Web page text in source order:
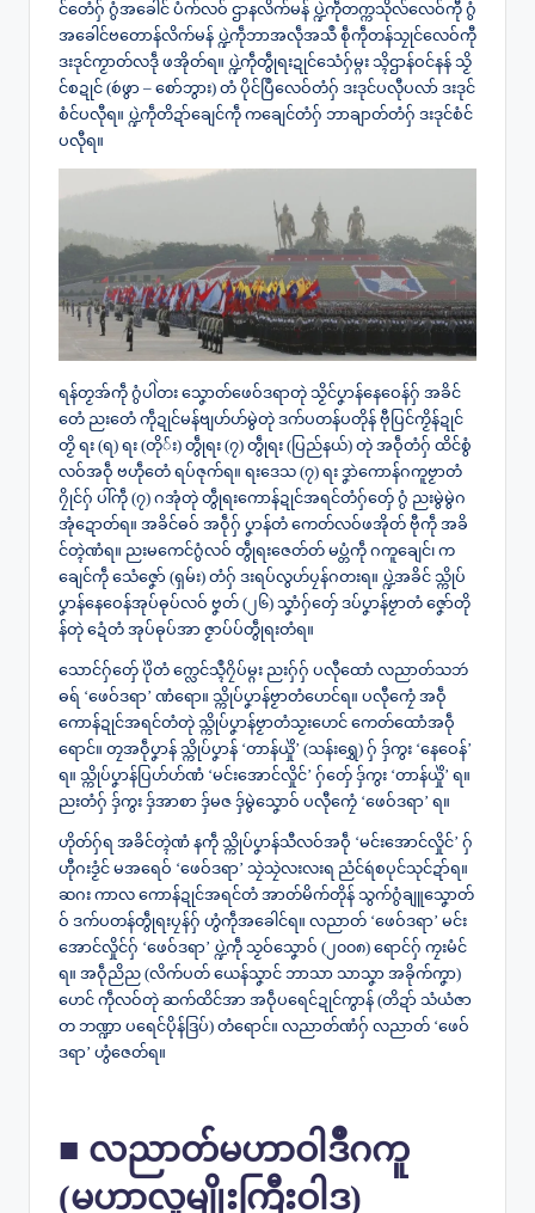
င်တေံဂှ် ဂွံအခေါင် ပံက်လဝ် ဌာနလိက်မန် ပ္ဍဲကဵုတက္ကသိုလ်လေဝ်ကီု ဂွံ
အခေါင်ဗတောန်လိက်မန် ပ္ဍဲကဵုဘာအလဵုအသဳ စဵုကဵုတန်သၠုင်လေဝ်ကီု
ဒးဒုင်ကၟာတ်လဒဵု ဖအိုတ်ရ။ ပ္ဍဲကဵုတွဵုရးဍုင်သေံဂှ်မ္ဂး သ္ၚိဌာန်ဝင်နန် သၟိ
င်စဍုင် (စဴဖွာ – စော်ဘွား) တံ ပိုင်ပြဳလေဝ်တံဂှ် ဒးဒုင်ပလီုပလာ် ဒးဒုင်
စံင်ပလီုရ။ ပ္ဍဲကဵုတိဍာ်ချေင်ကဵု ကချေင်တံဂှ် ဘာချာတ်တံဂှ် ဒးဒုင်စံင်
ပလီုရ။
ရန်တၟအ်ကဵု ဂွံပါဲတး သၞောတ်ဖေဝ်ဒရာတုဲ သၟိင်ပၞာန်နေဝေန်ဂှ် အခိင်
တေံ ညးတေံ ကဵုဍုင်မန်ဗျဟ်ဟ်မွဲတုဲ ဒက်ပတန်ပတိုန် ဗီုပြင်ကၟိန်ဍုင်
တၟိ ရး (ရ) ရး (တို်း) တွဵုရး (၇) တွဵုရး (ပြည်နယ်) တုဲ အဝဵုတံဂှ် ထိင်စွံ
လဝ်အဝဵု ဗဟဵုတေံ ရပ်ဇုက်ရ။ ရးဒေသ (၇) ရး ဒၞာဲကောန်ဂကူဗၟာတံ
ဂၠိုင်ဂှ် ပါ်ကဵု (၇) ဂအုံတုဲ တွဵုရးကောန်ဍုင်အရင်တံဂှ်တှ်ေ ဂွံ ညးမွဲမွဲဂ
အုံဍောတ်ရ။ အခိင်ဓဝ် အဝဵုဂှ် ပၞာန်တံ ကေတ်လဝ်ဖအိုတ် ဗီုကဵု အခိ
င်တ္ၚဲဏံရ။ ညးမကေင်ဂွံလဝ် တွဵုရးဇေတ်တ် မပ္တံကဵု ဂကူချေင်၊ က
ချေင်ကဵု သေံဇၞော် (ရှမ်း) တံဂှ် ဒးရပ်လွဟ်ပၠန်ဂတးရ။ ပ္ဍဲအခိင် သ္ကိုပ်
ပၞာန်နေဝေန်အုပ်ဓုပ်လဝ် ဗၞတ် (၂၆) သၞာံဂှ်တှ်ေ ဒပ်ပၞာန်ဗၟာတံ ဇၞော်တို
န်တုဲ ဍေံတံ အုပ်ဓုပ်အာ ဇၟာပ်ပ်တွဵုရးတံရ။
သောင်ဂှ်တှ်ေ ပိုဲတံ က္လေင်သ္ၚဳဂၠိပ်မ္ဂး ညးဂှ်ဂှ် ပလီုထောံ လညာတ်သဘဴ
ဓရ် ‘ဖေဝ်ဒရာ’ ဏံရော။ သ္ကိုပ်ပၞာန်ဗၟာတံဟေင်ရ။ ပလီုကၠေံ အဝဵု
ကောန်ဍုင်အရင်တံတုဲ သ္ကိုပ်ပၞာန်ဗၟာတံသၟးဟေင် ကေတ်ထောံအဝဵု
ရောင်။ တၠအဝဵုပၞာန် သ္ကိုပ်ပၞာန် ‘တာန်ယှိုဲ’ (သန်းရွှေ) ဂှ် ဒှ်ကွး ‘နေဝေန်’
ရ။ သ္ကိုပ်ပၞာန်ပြဟ်ဟ်ဏံ ‘မင်းအောင်လှိုင်’ ဂှ်တှ်ေ ဒှ်ကွး ‘တာန်ယှိုဲ’ ရ။
ညးတံဂှ် ဒှ်ကွး ဒှ်အာစာ ဒှ်မဇ ဒှ်မွဲသၞောဝ် ပလီုကၠေံ ‘ဖေဝ်ဒရာ’ ရ။
ဟိုတ်ဂှ်ရ အခိင်တ္ၚဲဏံ နကဵု သ္ကိုပ်ပၞာန်သီလဝ်အဝဵု ‘မင်းအောင်လှိုင်’ ဂှ်
ဟီုဂးဒၟံင် မအရေဝ် ‘ဖေဝ်ဒရာ’ သၠဲသၠဲလးလးရ ညံင်ရဴစပုင်သုင်ဍာ်ရ။
ဆဂး ကာလ ကောန်ဍုင်အရင်တံ အာတ်မိက်တိုန် သွက်ဂွံချူသၞောတ်
ဝ် ဒက်ပတန်တွဵုရးပၠန်ဂှ် ဟွံကဵုအခေါင်ရ။ လညာတ် ‘ဖေဝ်ဒရာ’ မင်း
အောင်လှိုင်ဂှ် ‘ဖေဝ်ဒရာ’ ပ္ဍဲကဵု သၟဝ်သၞောဝ် (၂၀၀၈) ရောင်ဂှ် ကၠးမံင်
ရ။ အဝဵုညိည (လိက်ပတ် ယေန်သၞာင် ဘာသာ သာသၞာ အခိုက်ကၞာ)
ဟေင် ကဵုလဝ်တုဲ ဆက်ထိင်အာ အဝဵုပရေင်ဍုင်ကွာန် (တိဍာ် သံယံဇာ
တ ဘဏ္ဍာ ပရေင်ပိုန်ဒြပ်) တံရောင်။ လညာတ်ဏံဂှ် လညာတ် ‘ဖေဝ်
ဒရာ’ ဟွံဇေတ်ရ။
■ လညာတ်မဟာဝါဒဳဂကူ
(မဟာလူမျိုးကြီးဝါဒ)